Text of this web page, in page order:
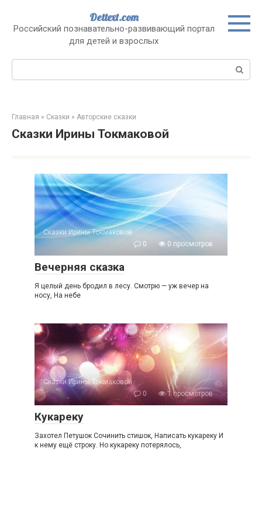
контенту
Dettext.com
Российский познавательно-развивающий портал
для детей и взрослых
Поиск:
Главная » Сказки » Авторские сказки
Сказки Ирины Токмаковой
Сказки Ирины Токмаковой
0
0 просмотров
Вечерняя сказка
Я целый день бродил в лесу. Смотрю — уж вечер на
носу, На небе
Сказки Ирины Токмаковой
0
1 просмотров
Кукареку
Захотел Петушок Сочинить стишок, Написать кукареку И
к нему ещё строку. Но кукареку потерялось,